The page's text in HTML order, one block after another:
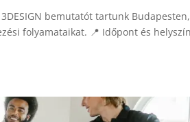
bemutatót tartunk Budapesten,
folyamataikat. 📍 Időpont és